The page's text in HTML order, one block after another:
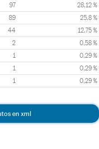
97 28,12 %
89 25,8 %
44 12,75 %
2 0,58 %
1 0,29 %
1 0,29 %
1 0,29 %
en xml